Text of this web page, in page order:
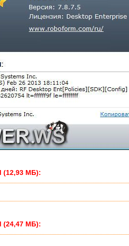
(12,93 МБ):
(24,47 МБ):